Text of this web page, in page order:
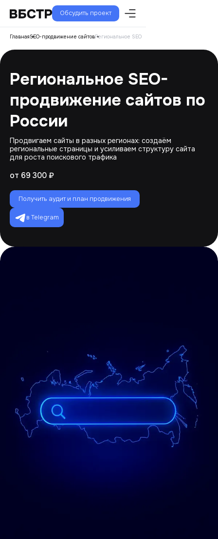
Обсудить проект
ГлавнаяSEO-продвижение сайтовРегиональное SEO
Региональное SEO-
продвижение сайтов по
России
Продвигаем сайты в разных регионах: создаём
региональные страницы и усиливаем структуру сайта
для роста поискового трафика
от 69 300 ₽
Получить аудит и план продвижения
в Telegram